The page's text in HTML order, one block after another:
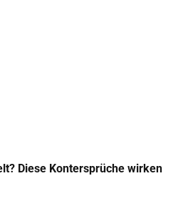
Diese Kontersprüche wirken